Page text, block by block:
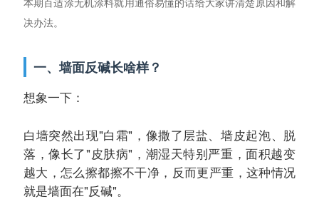
决办法。
一、墙面反碱长啥样？
想象一下：
白墙突然出现"白霜"，像撒了层盐、墙皮起泡、脱
落，像长了"皮肤病"， 潮湿天特别严重，面积越变
越大，怎么擦都擦不干净，反而更严重， 这种情况
就是墙面在"反碱"。